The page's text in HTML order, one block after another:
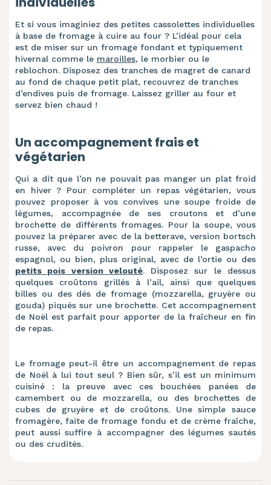
Et si vous imaginiez des petites cassolettes individuelles
à base de fromage à cuire au four ? L’idéal pour cela
est de miser sur un fromage fondant et typiquement
hivernal comme le maroilles, le morbier ou le
reblochon. Disposez des tranches de magret de canard
au fond de chaque petit plat, recouvrez de tranches
d’endives puis de fromage. Laissez griller au four et
servez bien chaud !
Un accompagnement frais et
végétarien
Qui a dit que l’on ne pouvait pas manger un plat froid
en hiver ? Pour compléter un repas végétarien, vous
pouvez proposer à vos convives une soupe froide de
légumes, accompagnée de ses croutons et d’une
brochette de différents fromages. Pour la soupe, vous
pouvez la préparer avec de la betterave, version bortsch
russe, avec du poivron pour rappeler le gaspacho
espagnol, ou bien, plus original, avec de l’ortie ou des
petits pois version velouté. Disposez sur le dessus
quelques croûtons grillés à l’ail, ainsi que quelques
billes ou des dés de fromage (mozzarella, gruyère ou
gouda) piqués sur une brochette. Cet accompagnement
de Noël est parfait pour apporter de la fraîcheur en fin
de repas.
Le fromage peut-il être un accompagnement de repas
de Noël à lui tout seul ? Bien sûr, s’il est un minimum
cuisiné : la preuve avec ces bouchées panées de
camembert ou de mozzarella, ou des brochettes de
cubes de gruyère et de croûtons. Une simple sauce
fromagère, faite de fromage fondu et de crème fraîche,
peut aussi suffire à accompagner des légumes sautés
ou des crudités.